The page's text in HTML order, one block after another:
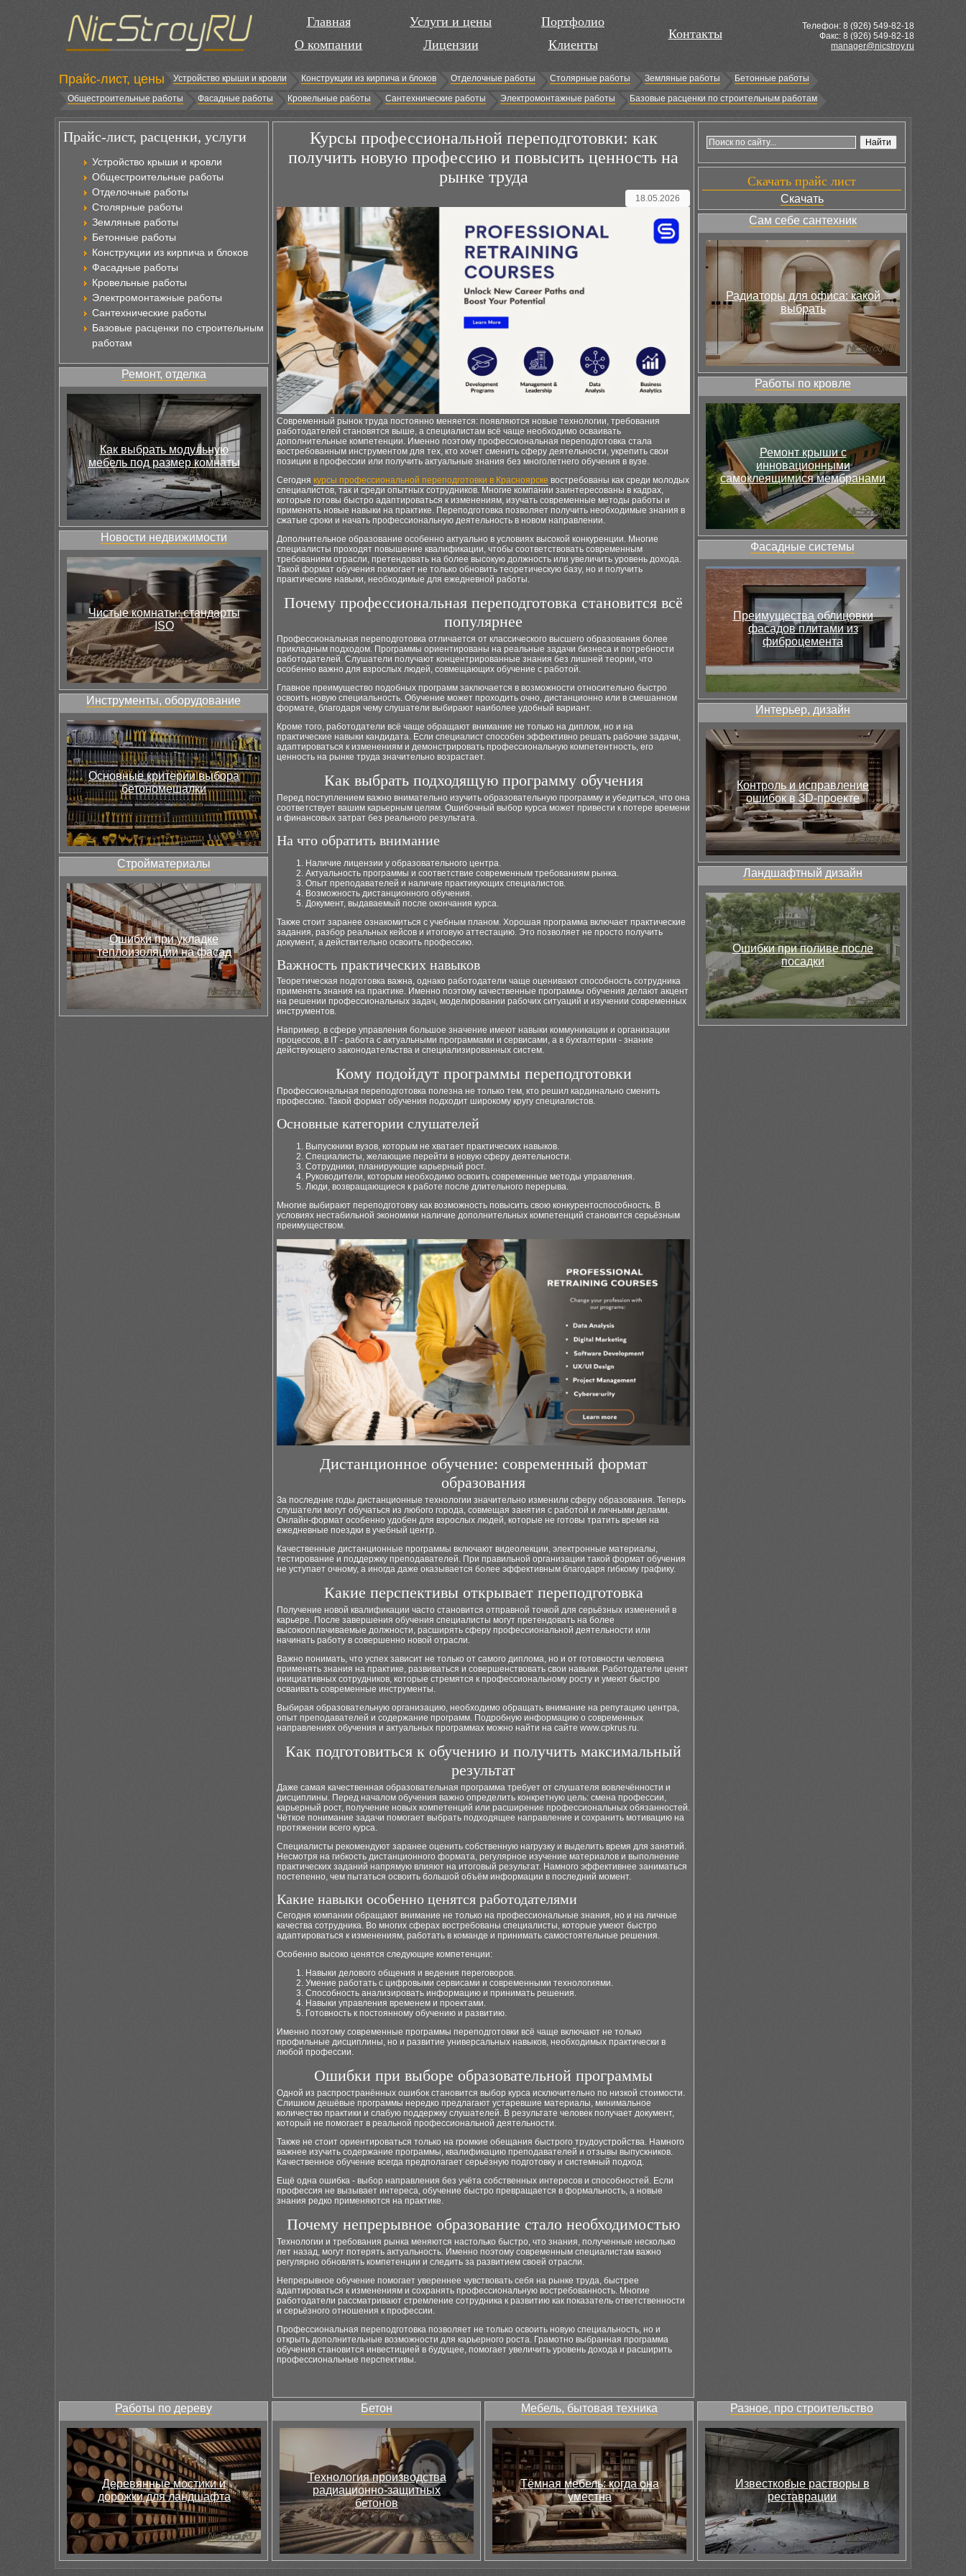
Главная
О компании
Услуги и цены
Лицензии
Портфолио
Клиенты
Контакты
Телефон: 8 (926) 549-82-18
Факс: 8 (926) 549-82-18
manager@nicstroy.ru
Прайс-лист, цены Устройство крыши и кровли Конструкции из кирпича и блоков Отделочные работы Столярные работы Земляные работы
Бетонные работы
Общестроительные работы
Фасадные работы Кровельные работы Сантехнические работы Электромонтажные работы Базовые расценки по строительным работам
Прайс-лист, расценки, услуги
Устройство крыши и кровли
Общестроительные работы
Отделочные работы
Столярные работы
Земляные работы
Бетонные работы
Конструкции из кирпича и блоков
Фасадные работы
Кровельные работы
Электромонтажные работы
Сантехнические работы
Базовые расценки по строительным
работам
Ремонт, отделка
Как выбрать модульную
мебель под размер комнаты
Новости недвижимости
Чистые комнаты: стандарты
ISO
Инструменты, оборудование
Основные критерии выбора
бетономешалки
Стройматериалы
Ошибки при укладке
теплоизоляции на фасад
Курсы профессиональной переподготовки: как
получить новую профессию и повысить ценность на
рынке труда
18.05.2026
Современный рынок труда постоянно меняется: появляются новые технологии, требования
работодателей становятся выше, а специалистам всё чаще необходимо осваивать
дополнительные компетенции. Именно поэтому профессиональная переподготовка стала
востребованным инструментом для тех, кто хочет сменить сферу деятельности, укрепить свои
позиции в профессии или получить актуальные знания без многолетнего обучения в вузе.
Сегодня курсы профессиональной переподготовки в Красноярске востребованы как среди молодых
специалистов, так и среди опытных сотрудников. Многие компании заинтересованы в кадрах,
которые готовы быстро адаптироваться к изменениям, изучать современные методы работы и
применять новые навыки на практике. Переподготовка позволяет получить необходимые знания в
сжатые сроки и начать профессиональную деятельность в новом направлении.
Дополнительное образование особенно актуально в условиях высокой конкуренции. Многие
специалисты проходят повышение квалификации, чтобы соответствовать современным
требованиям отрасли, претендовать на более высокую должность или увеличить уровень дохода.
Такой формат обучения помогает не только обновить теоретическую базу, но и получить
практические навыки, необходимые для ежедневной работы.
Почему профессиональная переподготовка становится всё
популярнее
Профессиональная переподготовка отличается от классического высшего образования более
прикладным подходом. Программы ориентированы на реальные задачи бизнеса и потребности
работодателей. Слушатели получают концентрированные знания без лишней теории, что
особенно важно для взрослых людей, совмещающих обучение с работой.
Главное преимущество подобных программ заключается в возможности относительно быстро
освоить новую специальность. Обучение может проходить очно, дистанционно или в смешанном
формате, благодаря чему слушатели выбирают наиболее удобный вариант.
Кроме того, работодатели всё чаще обращают внимание не только на диплом, но и на
практические навыки кандидата. Если специалист способен эффективно решать рабочие задачи,
адаптироваться к изменениям и демонстрировать профессиональную компетентность, его
ценность на рынке труда значительно возрастает.
Как выбрать подходящую программу обучения
Перед поступлением важно внимательно изучить образовательную программу и убедиться, что она
соответствует вашим карьерным целям. Ошибочный выбор курса может привести к потере времени
и финансовых затрат без реального результата.
На что обратить внимание
Наличие лицензии у образовательного центра.
Актуальность программы и соответствие современным требованиям рынка.
Опыт преподавателей и наличие практикующих специалистов.
Возможность дистанционного обучения.
Документ, выдаваемый после окончания курса.
Также стоит заранее ознакомиться с учебным планом. Хорошая программа включает практические
задания, разбор реальных кейсов и итоговую аттестацию. Это позволяет не просто получить
документ, а действительно освоить профессию.
Важность практических навыков
Теоретическая подготовка важна, однако работодатели чаще оценивают способность сотрудника
применять знания на практике. Именно поэтому качественные программы обучения делают акцент
на решении профессиональных задач, моделировании рабочих ситуаций и изучении современных
инструментов.
Например, в сфере управления большое значение имеют навыки коммуникации и организации
процессов, в IT - работа с актуальными программами и сервисами, а в бухгалтерии - знание
действующего законодательства и специализированных систем.
Кому подойдут программы переподготовки
Профессиональная переподготовка полезна не только тем, кто решил кардинально сменить
профессию. Такой формат обучения подходит широкому кругу специалистов.
Основные категории слушателей
Выпускники вузов, которым не хватает практических навыков.
Специалисты, желающие перейти в новую сферу деятельности.
Сотрудники, планирующие карьерный рост.
Руководители, которым необходимо освоить современные методы управления.
Люди, возвращающиеся к работе после длительного перерыва.
Многие выбирают переподготовку как возможность повысить свою конкурентоспособность. В
условиях нестабильной экономики наличие дополнительных компетенций становится серьёзным
преимуществом.
Дистанционное обучение: современный формат
образования
За последние годы дистанционные технологии значительно изменили сферу образования. Теперь
слушатели могут обучаться из любого города, совмещая занятия с работой и личными делами.
Онлайн-формат особенно удобен для взрослых людей, которые не готовы тратить время на
ежедневные поездки в учебный центр.
Качественные дистанционные программы включают видеолекции, электронные материалы,
тестирование и поддержку преподавателей. При правильной организации такой формат обучения
не уступает очному, а иногда даже оказывается более эффективным благодаря гибкому графику.
Какие перспективы открывает переподготовка
Получение новой квалификации часто становится отправной точкой для серьёзных изменений в
карьере. После завершения обучения специалисты могут претендовать на более
высокооплачиваемые должности, расширять сферу профессиональной деятельности или
начинать работу в совершенно новой отрасли.
Важно понимать, что успех зависит не только от самого диплома, но и от готовности человека
применять знания на практике, развиваться и совершенствовать свои навыки. Работодатели ценят
инициативных сотрудников, которые стремятся к профессиональному росту и умеют быстро
осваивать современные инструменты.
Выбирая образовательную организацию, необходимо обращать внимание на репутацию центра,
опыт преподавателей и содержание программ. Подробную информацию о современных
направлениях обучения и актуальных программах можно найти на сайте www.cpkrus.ru.
Как подготовиться к обучению и получить максимальный
результат
Даже самая качественная образовательная программа требует от слушателя вовлечённости и
дисциплины. Перед началом обучения важно определить конкретную цель: смена профессии,
карьерный рост, получение новых компетенций или расширение профессиональных обязанностей.
Чёткое понимание задачи помогает выбрать подходящее направление и сохранить мотивацию на
протяжении всего курса.
Специалисты рекомендуют заранее оценить собственную нагрузку и выделить время для занятий.
Несмотря на гибкость дистанционного формата, регулярное изучение материалов и выполнение
практических заданий напрямую влияют на итоговый результат. Намного эффективнее заниматься
постепенно, чем пытаться освоить большой объём информации в последний момент.
Какие навыки особенно ценятся работодателями
Сегодня компании обращают внимание не только на профессиональные знания, но и на личные
качества сотрудника. Во многих сферах востребованы специалисты, которые умеют быстро
адаптироваться к изменениям, работать в команде и принимать самостоятельные решения.
Особенно высоко ценятся следующие компетенции:
Навыки делового общения и ведения переговоров.
Умение работать с цифровыми сервисами и современными технологиями.
Способность анализировать информацию и принимать решения.
Навыки управления временем и проектами.
Готовность к постоянному обучению и развитию.
Именно поэтому современные программы переподготовки всё чаще включают не только
профильные дисциплины, но и развитие универсальных навыков, необходимых практически в
любой профессии.
Ошибки при выборе образовательной программы
Одной из распространённых ошибок становится выбор курса исключительно по низкой стоимости.
Слишком дешёвые программы нередко предлагают устаревшие материалы, минимальное
количество практики и слабую поддержку слушателей. В результате человек получает документ,
который не помогает в реальной профессиональной деятельности.
Также не стоит ориентироваться только на громкие обещания быстрого трудоустройства. Намного
важнее изучить содержание программы, квалификацию преподавателей и отзывы выпускников.
Качественное обучение всегда предполагает серьёзную подготовку и системный подход.
Ещё одна ошибка - выбор направления без учёта собственных интересов и способностей. Если
профессия не вызывает интереса, обучение быстро превращается в формальность, а новые
знания редко применяются на практике.
Почему непрерывное образование стало необходимостью
Технологии и требования рынка меняются настолько быстро, что знания, полученные несколько
лет назад, могут потерять актуальность. Именно поэтому современным специалистам важно
регулярно обновлять компетенции и следить за развитием своей отрасли.
Непрерывное обучение помогает увереннее чувствовать себя на рынке труда, быстрее
адаптироваться к изменениям и сохранять профессиональную востребованность. Многие
работодатели рассматривают стремление сотрудника к развитию как показатель ответственности
и серьёзного отношения к профессии.
Профессиональная переподготовка позволяет не только освоить новую специальность, но и
открыть дополнительные возможности для карьерного роста. Грамотно выбранная программа
обучения становится инвестицией в будущее, помогает увеличить уровень дохода и расширить
профессиональные перспективы.
Скачать прайс лист
Скачать
Сам себе сантехник
Радиаторы для офиса: какой
выбрать
Работы по кровле
Ремонт крыши с
инновационными
самоклеящимися мембранами
Фасадные системы
Преимущества облицовки
фасадов плитами из
фиброцемента
Интерьер, дизайн
Контроль и исправление
ошибок в 3D-проекте
Ландшафтный дизайн
Ошибки при поливе после
посадки
Работы по дереву
Деревянные мостики и
дорожки для ландшафта
Бетон
Технология производства
радиационно-защитных
бетонов
Мебель, бытовая техника
Тёмная мебель: когда она
уместна
Разное, про строительство
Известковые растворы в
реставрации